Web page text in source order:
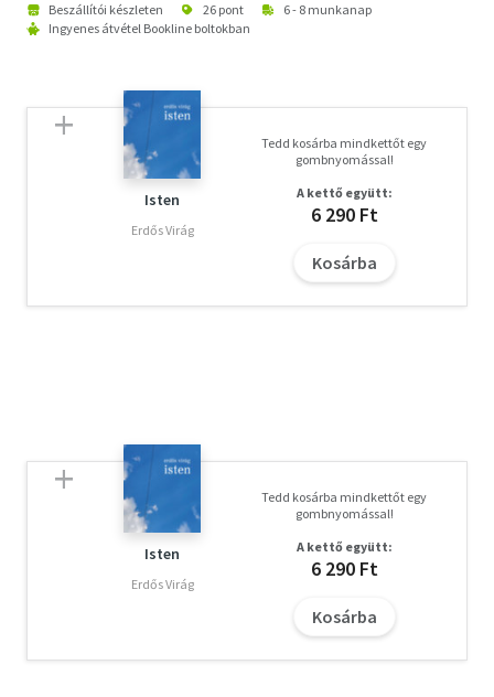
Beszállítói készleten 26 pont
6 - 8 munkanap
Ingyenes átvétel Bookline boltokban
Isten
Erdős Virág
Tedd kosárba mindkettőt egy
gombnyomással!
A kettő együtt:
6 290 Ft
Kosárba
Isten
Erdős Virág
Tedd kosárba mindkettőt egy
gombnyomással!
A kettő együtt:
6 290 Ft
Kosárba